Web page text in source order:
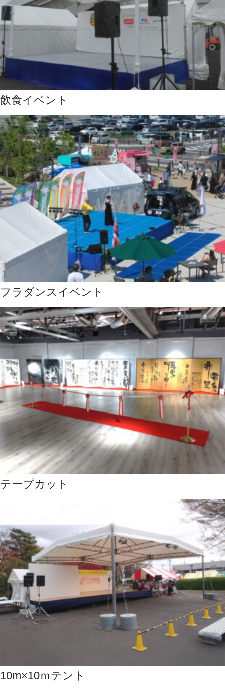
飲食イベント
フラダンスイベント
テープカット
10m×10ｍテント